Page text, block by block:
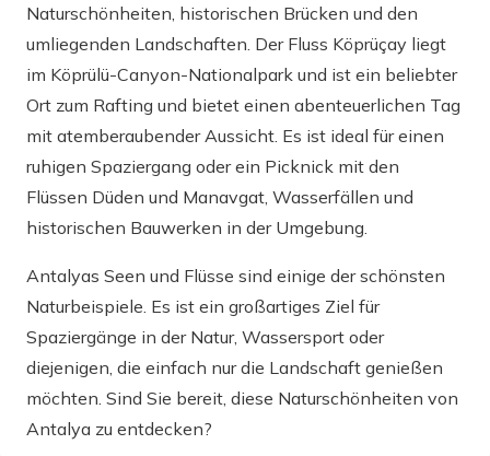
Naturschönheiten, historischen Brücken und den
umliegenden Landschaften. Der Fluss Köprüçay liegt
im Köprülü-Canyon-Nationalpark und ist ein beliebter
Ort zum Rafting und bietet einen abenteuerlichen Tag
mit atemberaubender Aussicht. Es ist ideal für einen
ruhigen Spaziergang oder ein Picknick mit den
Flüssen Düden und Manavgat, Wasserfällen und
historischen Bauwerken in der Umgebung.
Antalyas Seen und Flüsse sind einige der schönsten
Naturbeispiele. Es ist ein großartiges Ziel für
Spaziergänge in der Natur, Wassersport oder
diejenigen, die einfach nur die Landschaft genießen
möchten. Sind Sie bereit, diese Naturschönheiten von
Antalya zu entdecken?